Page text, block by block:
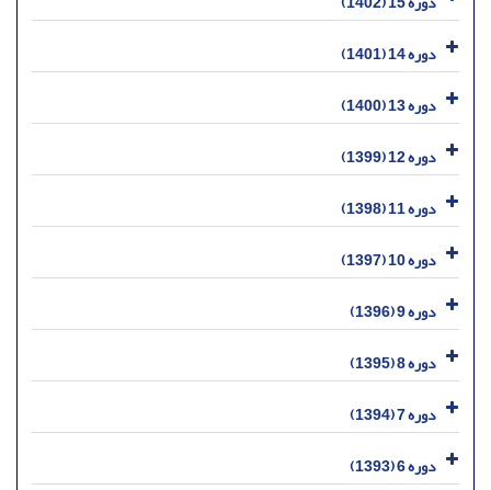
دوره 14 (1401)
دوره 13 (1400)
دوره 12 (1399)
دوره 11 (1398)
دوره 10 (1397)
دوره 9 (1396)
دوره 8 (1395)
دوره 7 (1394)
دوره 6 (1393)